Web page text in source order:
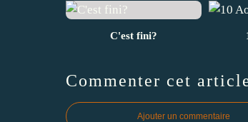
C'est fini?
Commenter cet
Ajouter un commentaire